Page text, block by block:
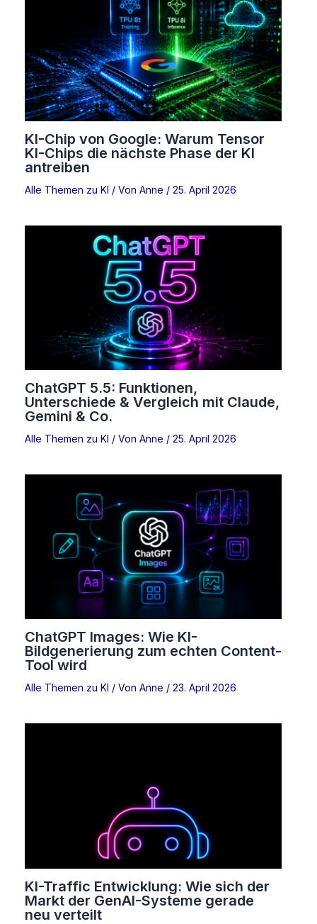
KI-Chip von Google: Warum Tensor
KI-Chips die nächste Phase der KI
antreiben
Alle Themen zu KI / Von Anne / 25. April 2026
ChatGPT 5.5: Funktionen,
Unterschiede & Vergleich mit Claude,
Gemini & Co.
Alle Themen zu KI / Von Anne / 25. April 2026
ChatGPT Images: Wie KI-
Bildgenerierung zum echten Content-
Tool wird
Alle Themen zu KI / Von Anne / 23. April 2026
KI-Traffic Entwicklung: Wie sich der
Markt der GenAI-Systeme gerade
neu verteilt